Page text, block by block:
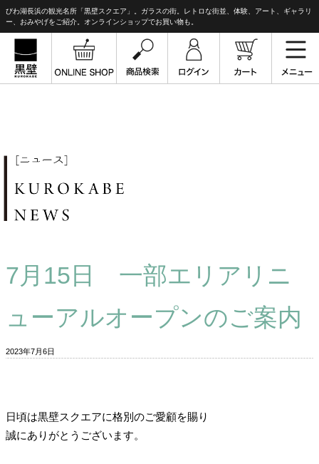
びわ湖長浜の観光名所「黒壁スクエア」。ガラスの街。レトロな街並、体験、アート、ギャラリ
ー、おみやげをご紹介。オンラインショップでお買い物も。
7月15日 一部エリアリニ
ューアルオープンのご案内
2023年7月6日
日頃は黒壁スクエアに格別のご愛顧を賜り
誠にありがとうございます。